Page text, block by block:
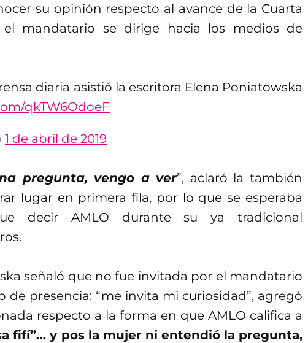
su opinión respecto al avance de la Cuarta
mandatario se dirige hacia los medios de
diaria asistió la escritora Elena Poniatowska
qkTW6OdoeF
1 de abril de 2019
pregunta, vengo a ver”, aclaró la también
lugar en primera fila, por lo que se esperaba
decir AMLO durante su ya tradicional
señaló que no fue invitada por el mandatario
de presencia: “me invita mi curiosidad”, agregó
respecto a la forma en que AMLO califica a
fifí”… y pos la mujer ni entendió la pregunta,